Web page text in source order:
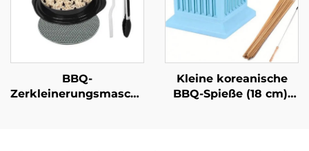
LFGB-zertifiziert
Bestreichen von
Speisen und Saucen
BBQ-
Zerkleinerungsmaschine
Kleine koreanische
BBQ-Spieße (18 cm),